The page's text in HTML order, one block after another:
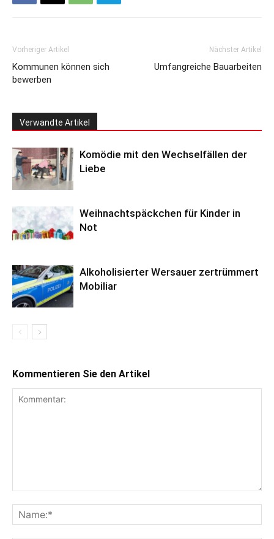
Vorheriger Artikel
Kommunen können sich
bewerben
Nächster Artikel
Umfangreiche Bauarbeiten
Verwandte Artikel
Komödie mit den Wechselfällen der
Liebe
Weihnachtspäckchen für Kinder in
Not
Alkoholisierter Wersauer zertrümmert
Mobiliar
Kommentieren Sie den Artikel